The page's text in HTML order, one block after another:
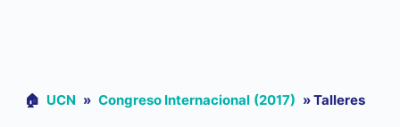
🏠︎ UCN » Congreso Internacional (2017) »Talleres